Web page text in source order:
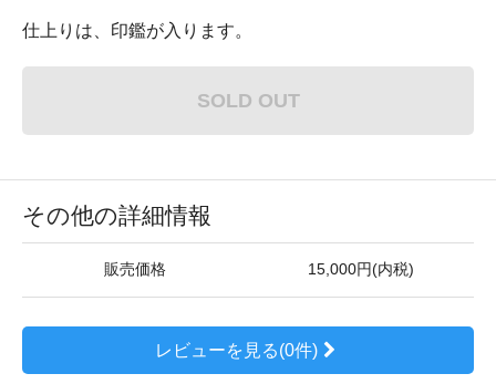
仕上りは、印鑑が入ります。
SOLD OUT
その他の詳細情報
販売価格 15,000円(内税)
レビューを見る(0件)